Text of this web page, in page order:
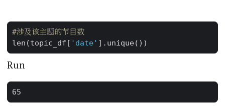
#涉及该主题的节目数
len (topic_df [ 'date' ] . unique())
Run